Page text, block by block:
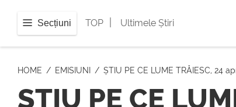
Secțiuni TOP Ultimele Știri
HOME EMISIUNI ȘTIU PE CE LUME TRĂIESC, 24
ȘTIU PE CE